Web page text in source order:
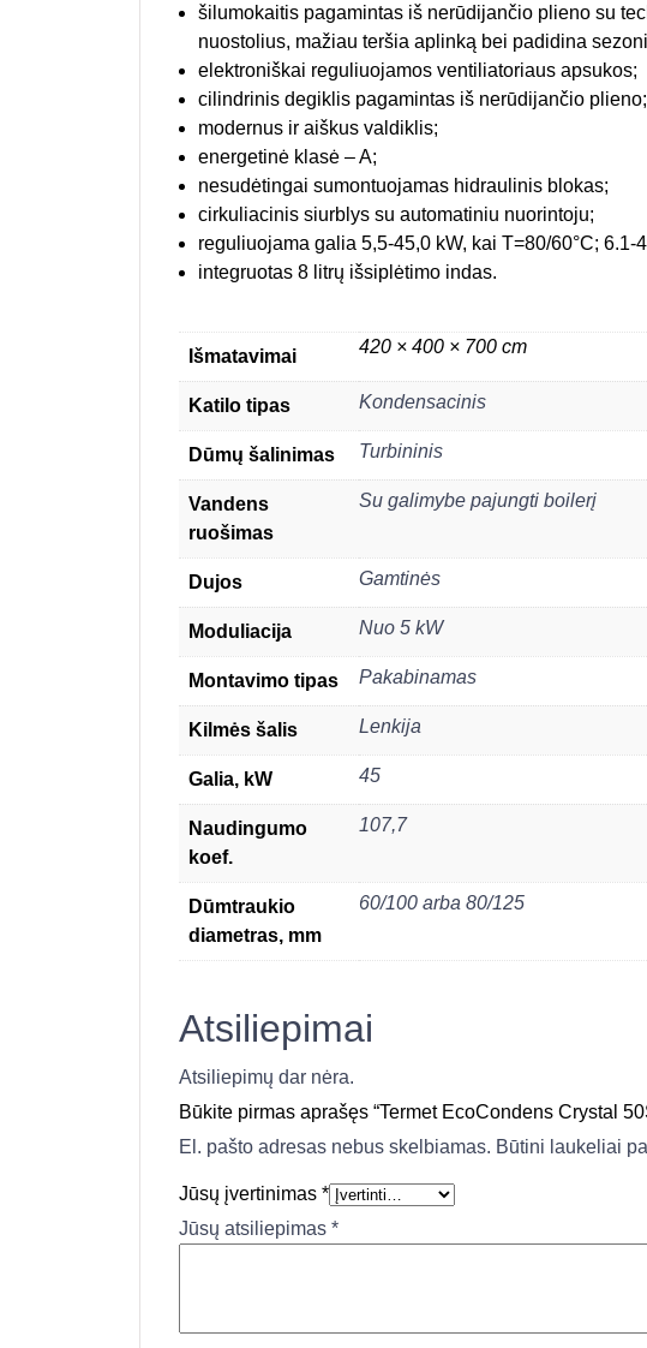
šilumokaitis pagamintas iš nerūdijančio plieno su
nuostolius, mažiau teršia aplinką bei padidina
elektroniškai reguliuojamos ventiliatoriaus apsukos;
cilindrinis degiklis pagamintas iš nerūdijančio plieno;
modernus ir aiškus valdiklis;
energetinė klasė – A;
nesudėtingai sumontuojamas hidraulinis blokas;
cirkuliacinis siurblys su automatiniu nuorintoju;
reguliuojama galia 5,5-45,0 kW, kai T=80/60°C; 6.1-
integruotas 8 litrų išsiplėtimo indas.
Išmatavimai 420 × 400 × 700 cm
Katilo tipas Kondensacinis
Dūmų šalinimas Turbininis
Vandens
ruošimas
Su galimybe pajungti boilerį
Dujos Gamtinės
Moduliacija Nuo 5 kW
Montavimo tipas Pakabinamas
Kilmės šalis Lenkija
Galia, kW 45
Naudingumo
koef.
107,7
Dūmtraukio
diametras, mm
60/100 arba 80/125
Atsiliepimai
Atsiliepimų dar nėra.
Būkite pirmas aprašęs “Termet EcoCondens Crystal
El. pašto adresas nebus skelbiamas. Būtini laukeliai
Jūsų įvertinimas *
Jūsų atsiliepimas *